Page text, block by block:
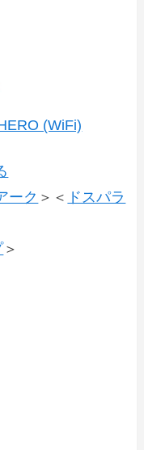
(WiFi)
ーク ＞＜ ドスパラ
＞